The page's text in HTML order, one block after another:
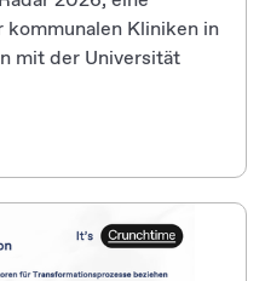
Kliniken in
mit der Universität